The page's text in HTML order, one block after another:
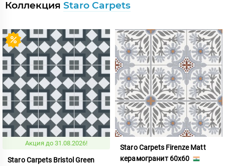
Коллекция Staro Carpets
Акция до 31.08.2026!
Staro Carpets Bristol Green
Staro Carpets Firenze Matt
керамогранит 60x60